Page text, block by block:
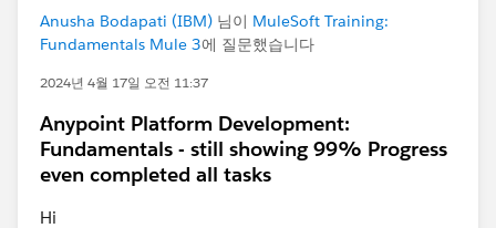
Anusha Bodapati (IBM) 님이 MuleSoft Training:
Fundamentals Mule 3에 질문했습니다
2024년 4월 17일 오전 11:37
Anypoint Platform Development:
Fundamentals - still showing 99% Progress
even completed all tasks
Hi